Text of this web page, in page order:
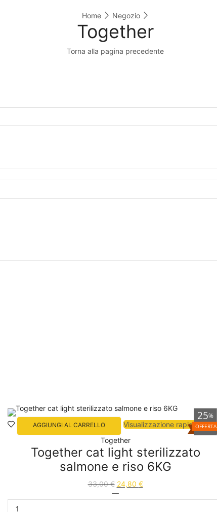
Home Negozio
Together
Torna alla pagina precedente
OFFERTA
%
25
AGGIUNGI AL CARRELLO
Visualizzazione rapida
Together
Together cat light sterilizzato
salmone e riso 6KG
33,00€ 24,80 €